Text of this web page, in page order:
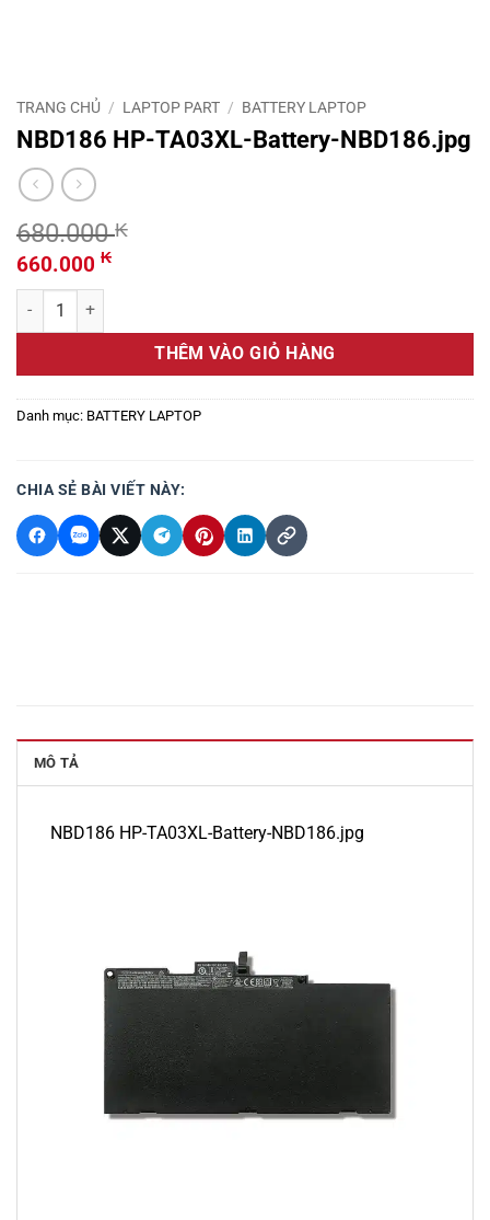
TRANG CHỦ / LAPTOP PART / BATTERY LAPTOP
NBD186 HP-TA03XL-Battery-NBD186.jpg
680.000₭
Giá
gốc
là:
680.000 ₭.
660.000 ₭Giá
là:
660.000 ₭.
NBD186 HP-TA03XL-Battery-NBD186.jpg số lượng
THÊM VÀO GIỎ HÀNG
Danh mục: BATTERY LAPTOP
CHIA SẺ BÀI VIẾT NÀY:
MÔ TẢ
NBD186 HP-TA03XL-Battery-NBD186.jpg